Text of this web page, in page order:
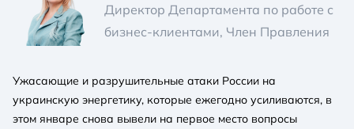
Директор Департамента по работе с
бизнес-клиентами, Член Правления
Ужасающие и разрушительные атаки России на
украинскую энергетику, которые ежегодно усиливаются, в
этом январе снова вывели на первое место вопросы